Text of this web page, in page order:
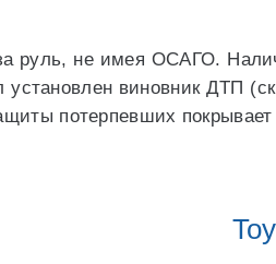
руль, не имея ОСАГО.
виновник ДТП
потерпевших